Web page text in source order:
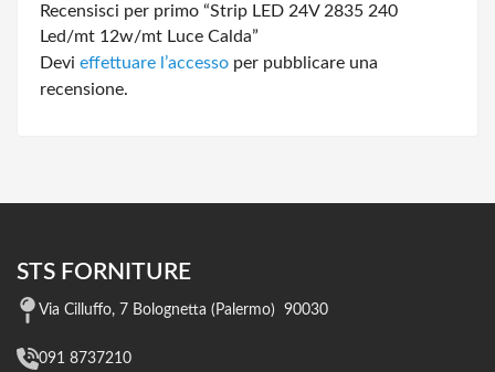
Recensisci per primo “Strip LED 24V 2835 240
Led/mt 12w/mt Luce Calda”
Devi effettuare l’accesso per pubblicare una
recensione.
STS FORNITURE
Via Cilluffo, 7 Bolognetta (Palermo) 90030
091 8737210